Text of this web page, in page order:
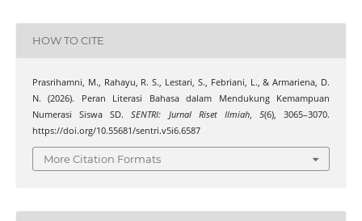
HOW TO CITE
Prasrihamni, M., Rahayu, R. S., Lestari, S., Febriani, L., & Armariena, D.
N. (2026). Peran Literasi Bahasa dalam Mendukung Kemampuan
Numerasi Siswa SD. SENTRI: Jurnal Riset Ilmiah, 5(6), 3065–3070.
https://doi.org/10.55681/sentri.v5i6.6587
More Citation Formats